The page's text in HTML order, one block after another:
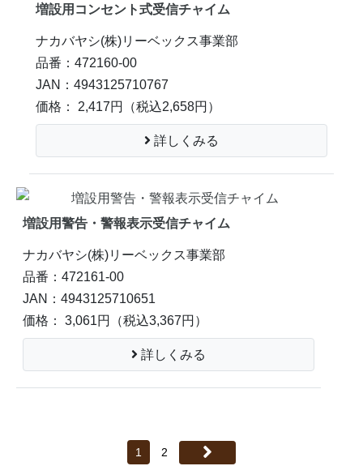
増設用コンセント式受信チャイム
ナカバヤシ(株)リーベックス事業部
品番：472160-00
JAN：4943125710767
価格： 2,417円
（税込2,658円）
詳しくみる
増設用警告・警報表示受信チャイム
ナカバヤシ(株)リーベックス事業部
品番：472161-00
JAN：4943125710651
価格： 3,061円
（税込3,367円）
詳しくみる
1 2